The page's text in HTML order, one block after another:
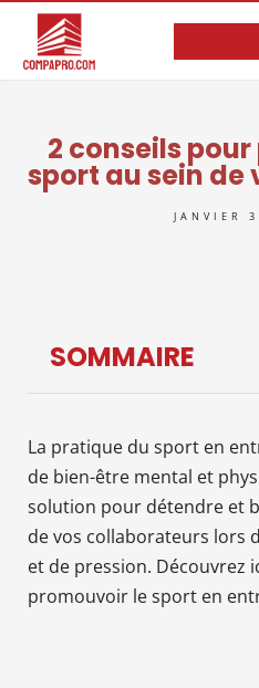
2 conseils
sport au sein de
JANVIER
SOMMAIRE
La pratique du sport en
de bien-être mental et
solution pour détendre et
de vos collaborateurs lors
et de pression. Découvrez
promouvoir le sport en